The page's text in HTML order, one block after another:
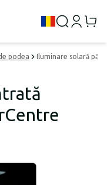
podea Iluminare solară